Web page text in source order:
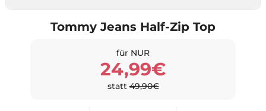
Tommy Jeans Half-Zip Top
für NUR
24,99€
statt49,90€